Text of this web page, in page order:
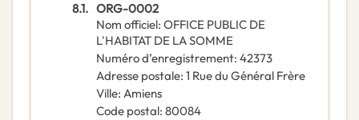
8.1. ORG-0002
Nom officiel: OFFICE PUBLIC DE
L'HABITAT DE LA SOMME
Numéro d’enregistrement: 42373
Adresse postale: 1 Rue du Général Frère
Ville: Amiens
Code postal: 80084